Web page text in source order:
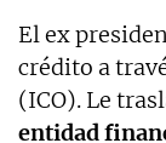
El ex
crédito a
(ICO). Le
entidad